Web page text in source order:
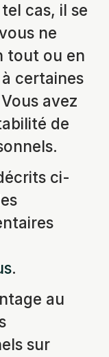
cas, il se
ne
tout ou en
certaines
avez
de
ci-
.
au
sur